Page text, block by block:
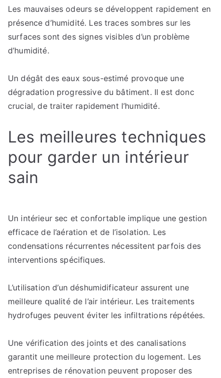
Les mauvaises odeurs se développent rapidement en
présence d’humidité. Les traces sombres sur les
surfaces sont des signes visibles d’un problème
d’humidité.
Un dégât des eaux sous-estimé provoque une
dégradation progressive du bâtiment. Il est donc
crucial, de traiter rapidement l’humidité.
Les meilleures techniques
pour garder un intérieur
sain
Un intérieur sec et confortable implique une gestion
efficace de l’aération et de l’isolation. Les
condensations récurrentes nécessitent parfois des
interventions spécifiques.
L’utilisation d’un déshumidificateur assurent une
meilleure qualité de l’air intérieur. Les traitements
hydrofuges peuvent éviter les infiltrations répétées.
Une vérification des joints et des canalisations
garantit une meilleure protection du logement. Les
entreprises de rénovation peuvent proposer des